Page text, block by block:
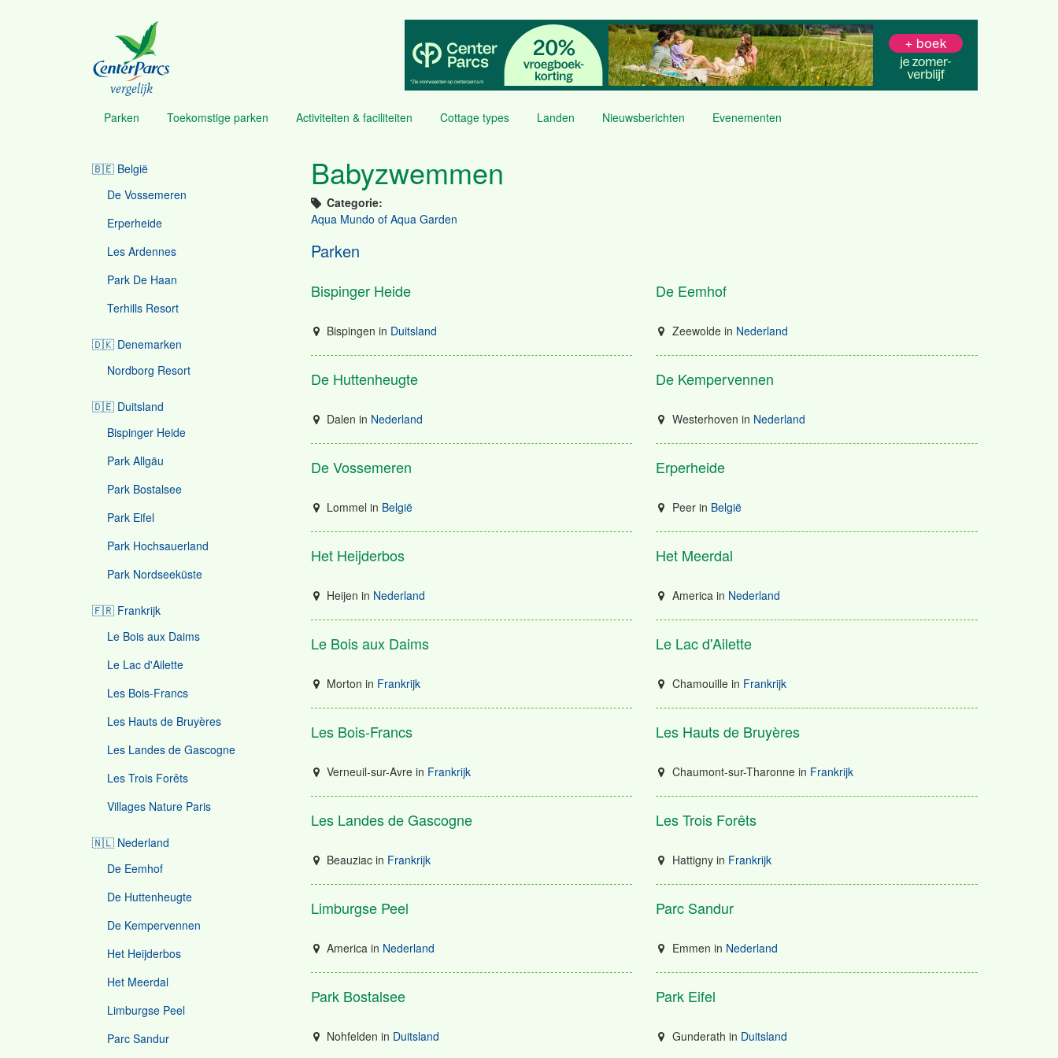
vergelijk
Menu
Parken Toekomstige parken Activiteiten & faciliteiten Cottage types Landen Nieuwsberichten Evenementen
Parcs
navigation
🇧🇪 België
De Vossemeren
Erperheide
Les Ardennes
Park De Haan
Terhills Resort
🇩🇰 Denemarken
Nordborg Resort
🇩🇪 Duitsland
Bispinger Heide
Park Allgäu
Park Bostalsee
Park Eifel
Park Hochsauerland
Park Nordseeküste
🇫🇷 Frankrijk
Le Bois aux Daims
Le Lac d'Ailette
Les Bois-Francs
Les Hauts de Bruyères
Les Landes de Gascogne
Les Trois Forêts
Villages Nature Paris
🇳🇱 Nederland
De Eemhof
De Huttenheugte
De Kempervennen
Het Heijderbos
Het Meerdal
Limburgse Peel
Parc Sandur
Babyzwemmen
Categorie:
Aqua Mundo of Aqua Garden
Parken
Bispinger Heide
Bispingen in Duitsland
De Eemhof
Zeewolde in Nederland
De Huttenheugte
Dalen in Nederland
De Kempervennen
Westerhoven in Nederland
De Vossemeren
Lommel in België
Erperheide
Peer in België
Het Heijderbos
Heijen in Nederland
Het Meerdal
America in Nederland
Le Bois aux Daims
Morton in Frankrijk
Le Lac d'Ailette
Chamouille in Frankrijk
Les Bois-Francs
Verneuil-sur-Avre in Frankrijk
Les Hauts de Bruyères
Chaumont-sur-Tharonne in Frankrijk
Les Landes de Gascogne
Beauziac in Frankrijk
Les Trois Forêts
Hattigny in Frankrijk
Limburgse Peel
America in Nederland
Parc Sandur
Emmen in Nederland
Park Bostalsee
Nohfelden in Duitsland
Park Eifel
Gunderath in Duitsland